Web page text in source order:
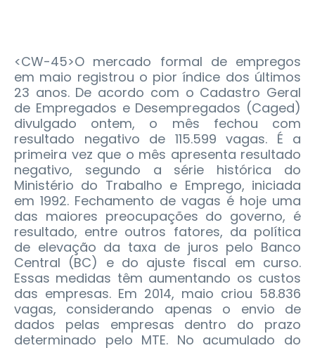
<CW-45>O mercado formal de empregos
em maio registrou o pior índice dos últimos
23 anos. De acordo com o Cadastro Geral
de Empregados e Desempregados (Caged)
divulgado ontem, o mês fechou com
resultado negativo de 115.599 vagas. É a
primeira vez que o mês apresenta resultado
negativo, segundo a série histórica do
Ministério do Trabalho e Emprego, iniciada
em 1992. Fechamento de vagas é hoje uma
das maiores preocupações do governo, é
resultado, entre outros fatores, da política
de elevação da taxa de juros pelo Banco
Central (BC) e do ajuste fiscal em curso.
Essas medidas têm aumentando os custos
das empresas. Em 2014, maio criou 58.836
vagas, considerando apenas o envio de
dados pelas empresas dentro do prazo
determinado pelo MTE. No acumulado do